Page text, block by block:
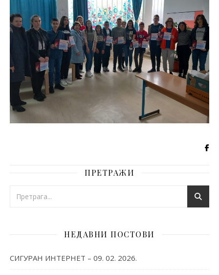
ПРЕТРАЖИ
НЕДАВНИ ПОСТОВИ
СИГУРАН ИНТЕРНЕТ – 09. 02. 2026.